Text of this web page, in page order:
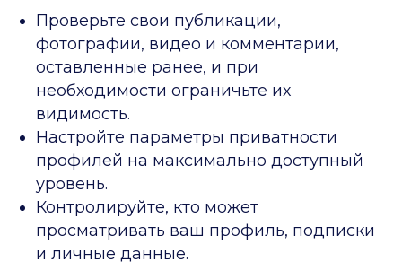
Проверьте свои публикации,
фотографии, видео и комментарии,
оставленные ранее, и при
необходимости ограничьте их
видимость.
Настройте параметры приватности
профилей на максимально доступный
уровень.
Контролируйте, кто может
просматривать ваш профиль, подписки
и личные данные.